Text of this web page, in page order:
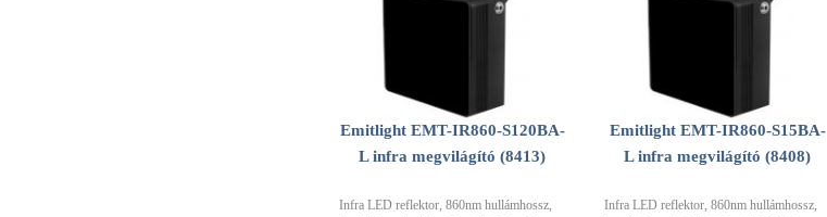
Emitlight EMT-IR860-S120BA-
L infra megvilágító (8413)
Infra LED reflektor, 860nm hullámhossz,
Emitlight EMT-IR860-S15BA-
L infra megvilágító (8408)
Infra LED reflektor, 860nm hullámhossz,